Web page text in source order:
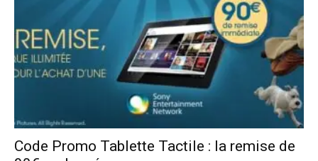
Code Promo Tablette Tactile : la remise de